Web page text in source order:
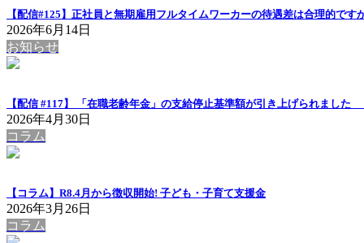
【配信#125】正社員と無期雇用フルタイムワーカーの待遇差は合理的です
2026年6月14日
お知らせ
【配信 #117】 「在職老齢年金」の支給停止基準額が引き上げられまし
2026年4月30日
コラム
【コラム】R8.4月から徴収開始! 子ども・子育て支援金
2026年3月26日
コラム